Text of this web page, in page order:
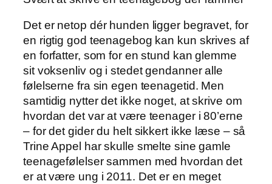
Det er netop dér hunden ligger begravet, for
en rigtig god teenagebog kan kun skrives af
en forfatter, som for en stund kan glemme
sit voksenliv og i stedet gendanner alle
følelserne fra sin egen teenagetid. Men
samtidig nytter det ikke noget, at skrive om
hvordan det var at være teenager i 80’erne
– for det gider du helt sikkert ikke læse – så
Trine Appel har skulle smelte sine gamle
teenagefølelser sammen med hvordan det
er at være ung i 2011. Det er en meget